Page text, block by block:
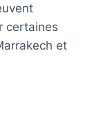
certaines
et